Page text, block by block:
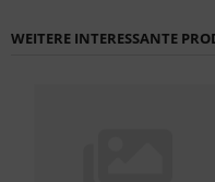
WEITERE INTERESSANTE